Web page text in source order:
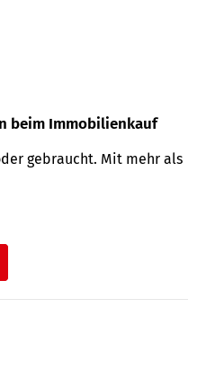
beim Immobilienkauf
gebraucht. Mit mehr als